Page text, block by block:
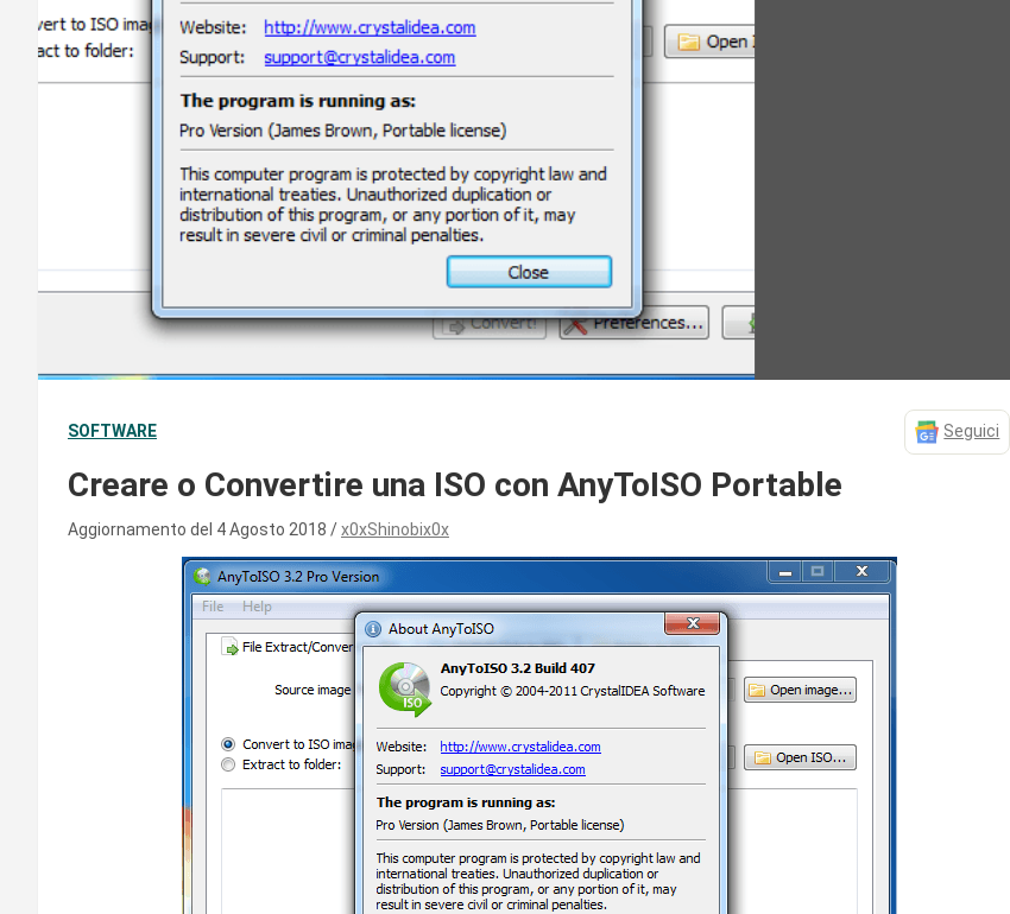
SOFTWARE Seguici
Creare o Convertire una ISO con AnyToISO Portable
Aggiornamento del 4 Agosto 2018 x0xShinobix0x